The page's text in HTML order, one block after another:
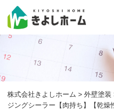
株式会社きよしホーム > 外壁塗装
ジングシーラー【肉持ち】【乾燥